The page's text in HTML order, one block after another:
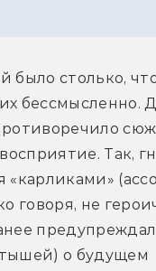
было столько,
бессмысленно.
Так,
«карликами»
говоря, не
о будущем